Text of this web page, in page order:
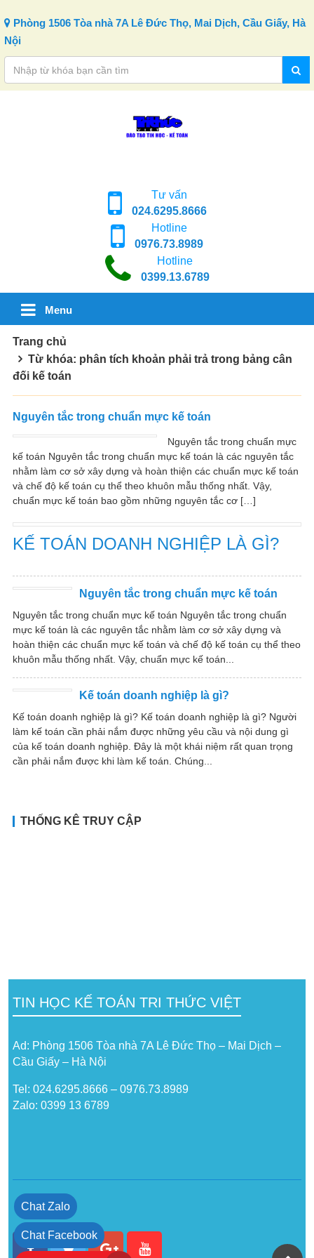
Phòng 1506 Tòa nhà 7A Lê Đức Thọ, Mai Dịch, Cầu Giấy, Hà
Nội
Tư vấn
024.6295.8666
Hotline
0976.73.8989
Hotline
0399.13.6789
Menu
Trang chủ
Từ khóa: phân tích khoản phải trả trong bảng cân
đối kế toán
Nguyên tắc trong chuẩn mực kế toán
Nguyên tắc trong chuẩn mực
kế toán Nguyên tắc trong chuẩn mực kế toán là các nguyên tắc
nhằm làm cơ sở xây dựng và hoàn thiện các chuẩn mực kế toán
và chế độ kế toán cụ thể theo khuôn mẫu thống nhất. Vậy,
chuẩn mực kế toán bao gồm những nguyên tắc cơ […]
KẾ TOÁN DOANH NGHIỆP LÀ GÌ?
Nguyên tắc trong chuẩn mực kế toán
Nguyên tắc trong chuẩn mực kế toán Nguyên tắc trong chuẩn
mực kế toán là các nguyên tắc nhằm làm cơ sở xây dựng và
hoàn thiện các chuẩn mực kế toán và chế độ kế toán cụ thể theo
khuôn mẫu thống nhất. Vậy, chuẩn mực kế toán...
Kế toán doanh nghiệp là gì?
Kế toán doanh nghiệp là gì? Kế toán doanh nghiệp là gì? Người
làm kế toán cần phải nắm được những yêu cầu và nội dung gì
của kế toán doanh nghiệp. Đây là một khái niệm rất quan trọng
cần phải nắm được khi làm kế toán. Chúng...
THỐNG KÊ TRUY CẬP
TIN HỌC KẾ TOÁN TRI THỨC VIỆT
Ad: Phòng 1506 Tòa nhà 7A Lê Đức Thọ – Mai Dịch –
Cầu Giấy – Hà Nội
Tel: 024.6295.8666 – 0976.73.8989
Zalo: 0399 13 6789
Chat Zalo
Chat Facebook